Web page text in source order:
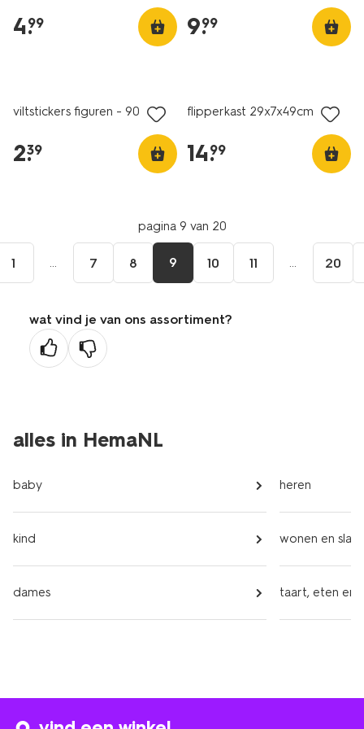
4.
99 9.
99
viltstickers figuren - 90 stuks
2.
39
flipperkast 29x7x49cm hout
14.
99
pagina 9 van 20
1 ... 7 8 9 10 11 ... 20
wat vind je van ons assortiment?
alles in HemaNL
baby
kind
dames
heren
wonen en
taart, eten en